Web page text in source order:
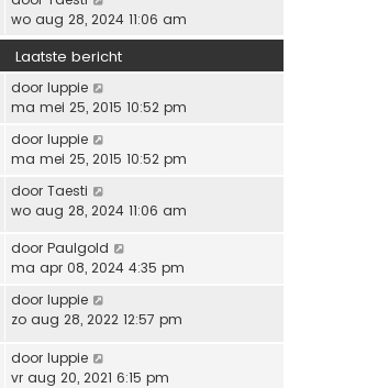
k
l
t
e
e
c
e
k
i
j
l
a
t
b
e
i
t
wo aug 28, 2024 11:06 am
Laatste bericht
door luppie
ma mei 25, 2015 10:52 pm
door luppie
ma mei 25, 2015 10:52 pm
door Taesti
wo aug 28, 2024 11:06 am
door Paulgold
ma apr 08, 2024 4:35 pm
door luppie
zo aug 28, 2022 12:57 pm
door luppie
vr aug 20, 2021 6:15 pm